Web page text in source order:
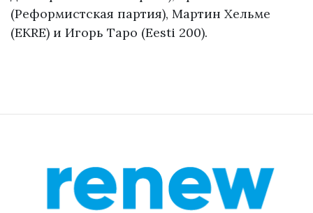
(Реформистская партия), Мартин Хельме
(EKRE) и Игорь Таро (Eesti 200).